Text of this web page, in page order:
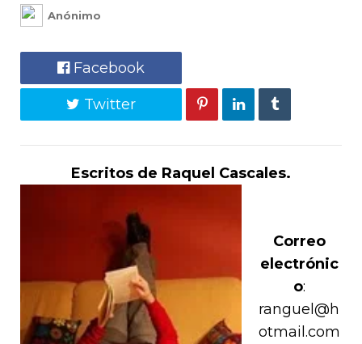
Anónimo
Facebook
Twitter
Escritos de Raquel Cascales.
Correo
electrónic
o:
ranguel@h
otmail.com